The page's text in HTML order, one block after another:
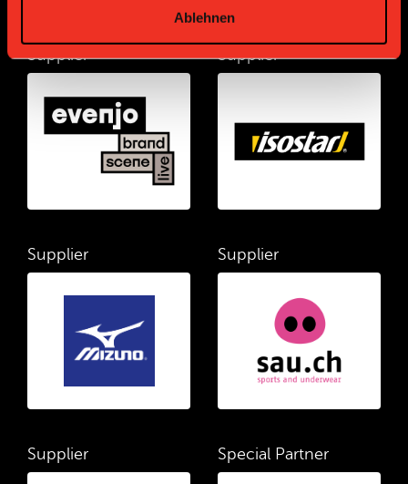
Ablehnen
Supplier Supplier
Supplier Supplier
Supplier Special Partner